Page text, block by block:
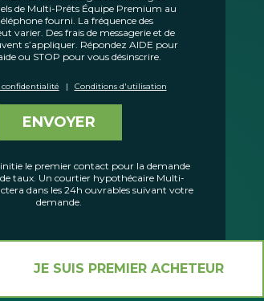
de Multi-Prêts Équipe Premium au
fourni. La fréquence des
varier. Des frais de messagerie et de
s’appliquer. Répondez AIDE pour
ou STOP pour vous désinscrire.
| Conditions d'utilisation
ENVOYER
le premier contact pour la demande
taux. Un courtier hypothécaire Multi-
dans les 24h ouvrables suivant votre
demande.
JE SUIS PREMIER ACHETEUR